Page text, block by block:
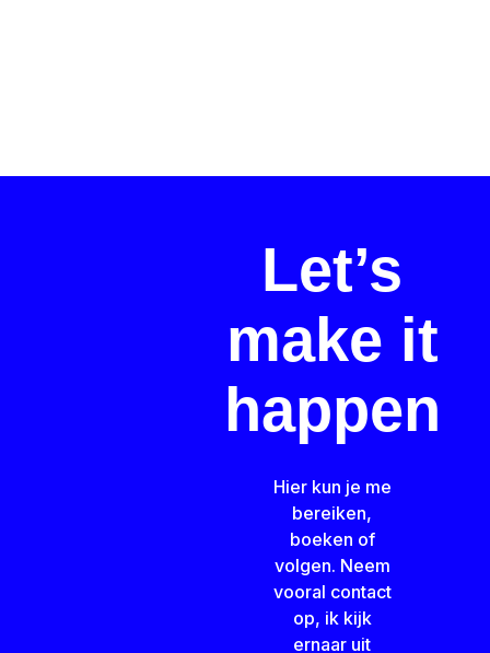
Let’s
make it
happen
Hier kun je me
bereiken,
boeken of
volgen. Neem
vooral contact
op, ik kijk
ernaar uit